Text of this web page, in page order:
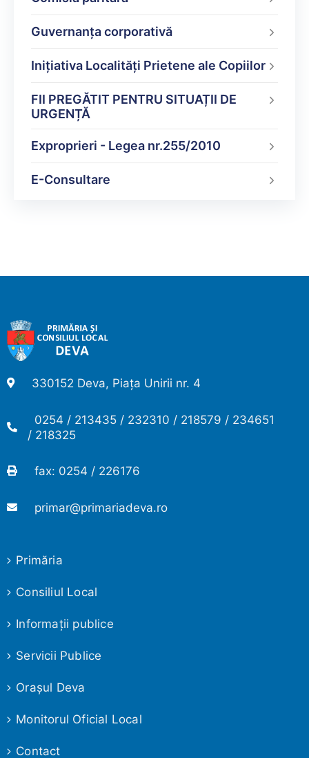
Guvernanța corporativă
Inițiativa Localități Prietene ale Copiilor
FII PREGĂTIT PENTRU SITUAȚII DE
URGENȚĂ
Exproprieri - Legea nr.255/2010
E-Consultare
330152 Deva, Piața Unirii nr. 4
0254 / 213435 / 232310 / 218579 / 234651
/ 218325
fax: 0254 / 226176
primar@primariadeva.ro
Primăria
Consiliul Local
Informaţii publice
Servicii Publice
Oraşul Deva
Monitorul Oficial Local
Contact